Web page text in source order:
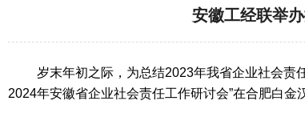
安徽工经联举
岁末年初之际，为总结2023年我省企业社会责
2024年安徽省企业社会责任工作研讨会”在合肥白金